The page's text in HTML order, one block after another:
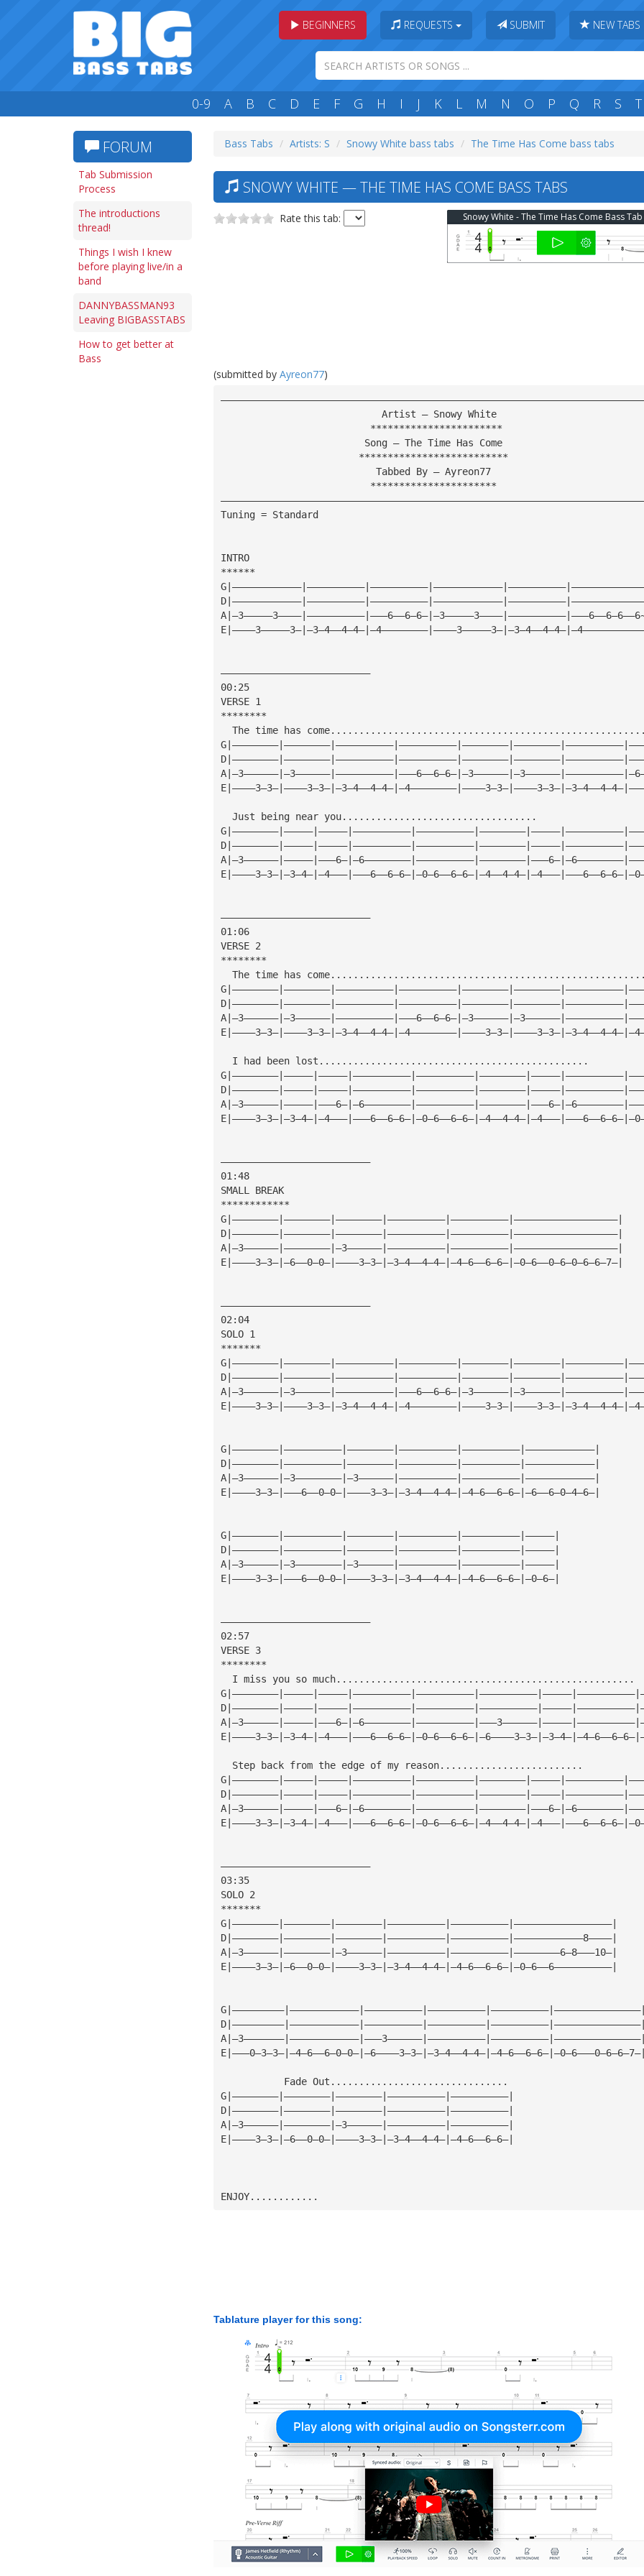
BEGINNERS REQUESTS SUBMIT NEW TABS
0-9 A B C D E F G H I J K L M N O P Q R S T
FORUM
Tab Submission
Process
The introductions
thread!
Things I wish I knew
before playing live/in a
band
DANNYBASSMAN93
Leaving BIGBASSTABS
How to get better at
Bass
Bass Tabs Artists: S Snowy White bass tabs The Time Has Come bass tabs
SNOWY WHITE — THE TIME HAS COME BASS TABS
Rate this tab: Snowy White - The Time Has Come Bass Tab
(submitted by Ayreon77)
                            Artist — Snowy White
                          ***********************
                         Song — The Time Has Come
                        **************************
                           Tabbed By — Ayreon77
                          **********************
Tuning = Standard
INTRO
******
——————————————————————————
00:25
VERSE 1
********
The time has
  Just being near you..................................
——————————————————————————
01:06
VERSE 2
********
The time has
  I had been lost...............................................
——————————————————————————
01:48
SMALL BREAK
************
G|————————|————————|————————|——————————|——————————|——————————————————|
D|————————|————————|————————|——————————|——————————|——————————————————|
A|—3——————|————————|—3——————|——————————|——————————|——————————————————|
E|————3—3—|—6——0—0—|————3—3—|—3—4——4—4—|—4—6——6—6—|—0—6——0—6—0—6—6—7—|
——————————————————————————
02:04
SOLO 1
*******
G|————————|——————————|————————|——————————|——————————|————————————|
D|————————|——————————|————————|——————————|——————————|————————————|
A|—3——————|—3————————|—3——————|——————————|——————————|————————————|
E|————3—3—|———6——0—0—|————3—3—|—3—4——4—4—|—4—6——6—6—|—6——6—0—4—6—|
G|————————|——————————|————————|——————————|——————————|—————|
D|————————|——————————|————————|——————————|——————————|—————|
A|—3——————|—3————————|—3——————|——————————|——————————|—————|
E|————3—3—|———6——0—0—|————3—3—|—3—4——4—4—|—4—6——6—6—|—0—6—|
——————————————————————————
02:57
VERSE 3
********
  I miss you so much....................................................
  Step back from the edge of my reason.........................
——————————————————————————
03:35
SOLO 2
*******
G|————————|————————|————————|——————————|——————————|—————————————————|
D|————————|————————|————————|——————————|——————————|————————————8————|
A|—3——————|————————|—3——————|——————————|——————————|————————6—8———10—|
E|————3—3—|—6——0—0—|————3—3—|—3—4——4—4—|—4—6——6—6—|—0—6——6——————————|
G|—————————|————————————|——————————|——————————|——————————|———————————————|
D|—————————|————————————|——————————|——————————|——————————|———————————————|
A|—3———————|————————————|———3——————|——————————|——————————|———————————————|
E|———0—3—3—|—4—6——6—0—0—|—6————3—3—|—3—4——4—4—|—4—6——6—6—|—0—6———0—6—6—7—|
           Fade Out...............................
G|————————|————————|————————|——————————|——————————|
D|————————|————————|————————|——————————|——————————|
A|—3——————|————————|—3——————|——————————|——————————|
E|————3—3—|—6——0—0—|————3—3—|—3—4——4—4—|—4—6——6—6—|
ENJOY............
Tablature player for this song: